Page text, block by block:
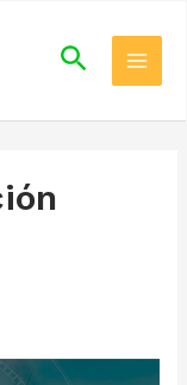
Search